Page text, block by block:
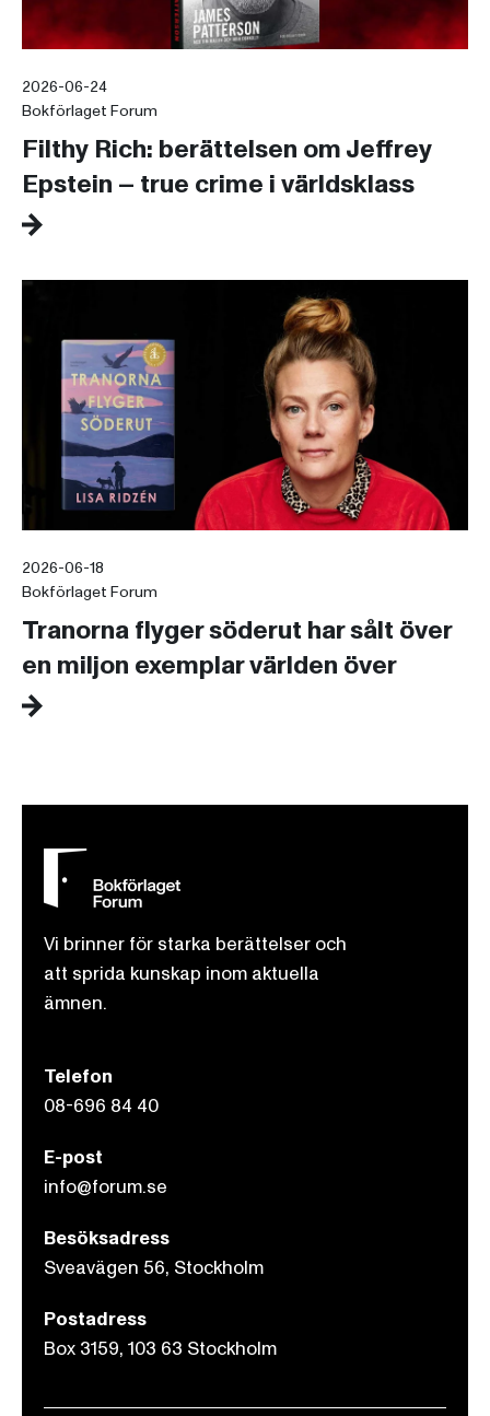
2026-06-24
Bokförlaget Forum
Filthy Rich: berättelsen om Jeffrey
Epstein – true crime i världsklass
2026-06-18
Bokförlaget Forum
Tranorna flyger söderut har sålt över
en miljon exemplar världen över
Vi brinner för starka berättelser och
att sprida kunskap inom aktuella
ämnen.
Telefon
08-696 84 40
E-post
info@forum.se
Besöksadress
Sveavägen 56, Stockholm
Postadress
Box 3159, 103 63 Stockholm